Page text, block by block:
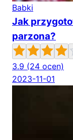
Babki
Jak
parzona?
3.9 (24 ocen)
2023-11-01